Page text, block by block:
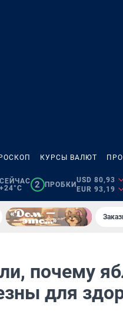
КУРСЫ ВАЛЮТ
+24°C
2 ПРОБКИ
USD 80,93
EUR 93,19
почему
для